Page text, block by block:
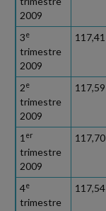
2009
3e
trimestre
2009
117,41
2e
trimestre
2009
117,59
1 er
trimestre
2009
117,70
4e
trimestre
117,54